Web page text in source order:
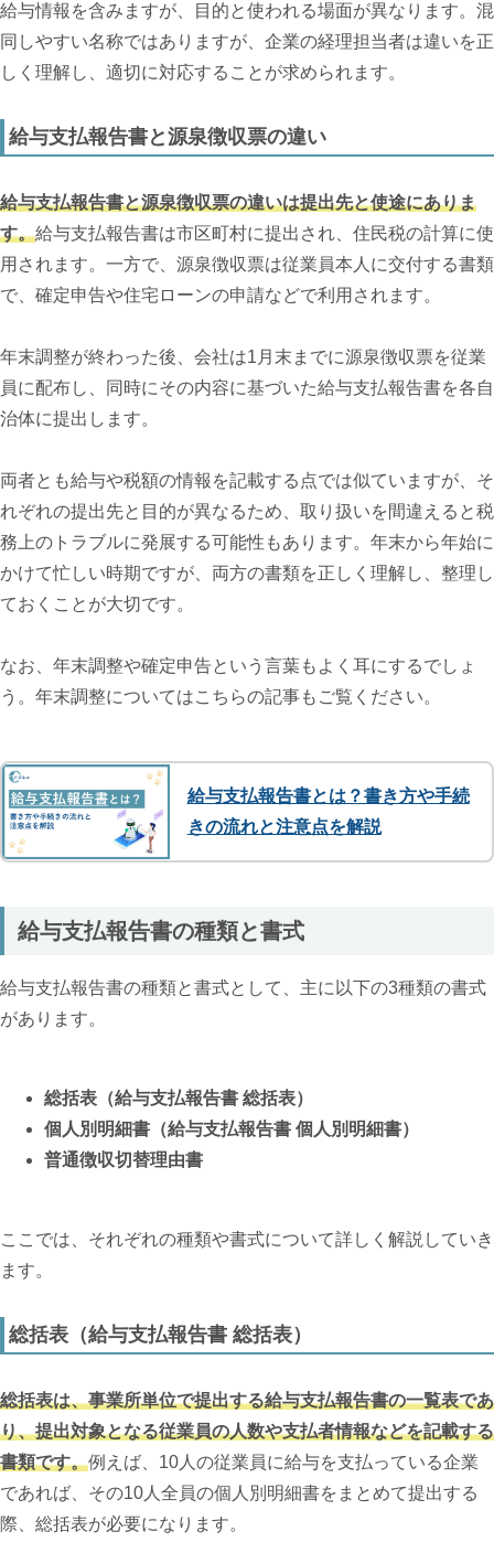
給与情報を含みますが、目的と使われる場面が異なります。混
同しやすい名称ではありますが、企業の経理担当者は違いを正
しく理解し、適切に対応することが求められます。
給与支払報告書と源泉徴収票の違い
給与支払報告書と源泉徴収票の違いは提出先と使途にありま
す。給与支払報告書は市区町村に提出され、住民税の計算に使
用されます。一方で、源泉徴収票は従業員本人に交付する書類
で、確定申告や住宅ローンの申請などで利用されます。
年末調整が終わった後、会社は1月末までに源泉徴収票を従業
員に配布し、同時にその内容に基づいた給与支払報告書を各自
治体に提出します。
両者とも給与や税額の情報を記載する点では似ていますが、そ
れぞれの提出先と目的が異なるため、取り扱いを間違えると税
務上のトラブルに発展する可能性もあります。年末から年始に
かけて忙しい時期ですが、両方の書類を正しく理解し、整理し
ておくことが大切です。
なお、年末調整や確定申告という言葉もよく耳にするでしょ
う。年末調整についてはこちらの記事もご覧ください。
給与支払報告書とは？書き方や手続
きの流れと注意点を解説
給与支払報告書の種類と書式
給与支払報告書の種類と書式として、主に以下の3種類の書式
があります。
総括表（給与支払報告書 総括表）
個人別明細書（給与支払報告書 個人別明細書）
普通徴収切替理由書
ここでは、それぞれの種類や書式について詳しく解説していき
ます。
総括表（給与支払報告書 総括表）
総括表は、事業所単位で提出する給与支払報告書の一覧表であ
り、提出対象となる従業員の人数や支払者情報などを記載する
書類です。例えば、10人の従業員に給与を支払っている企業
であれば、その10人全員の個人別明細書をまとめて提出する
際、総括表が必要になります。